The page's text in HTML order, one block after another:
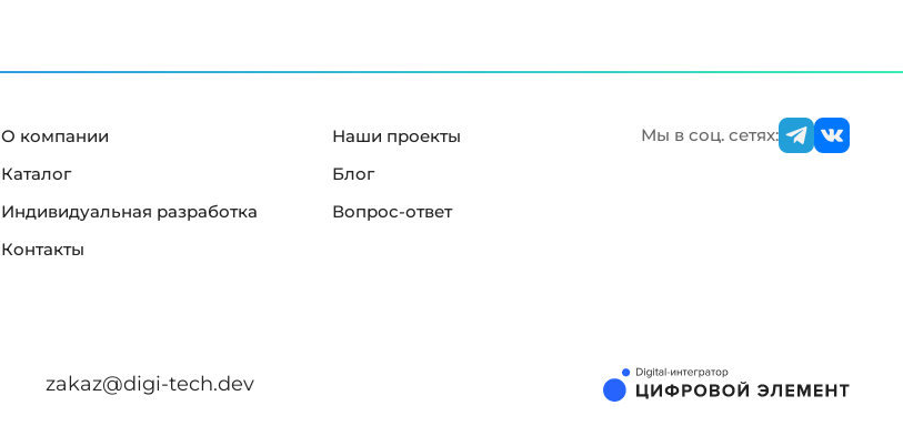
О компании
Наши проекты
Каталог
Блог
Индивидуальная разработка
Вопрос-ответ
Контакты
Мы в соц. сетях:
zakaz@digi-tech.dev